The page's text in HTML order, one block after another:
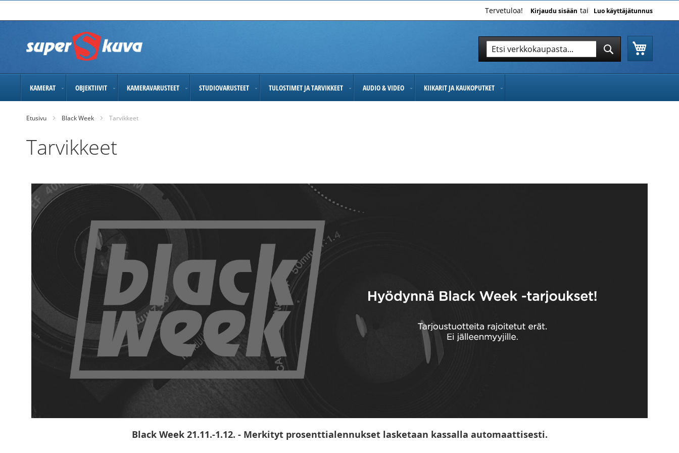
to
Tervetuloa! Kirjaudu sisään Luo käyttäjätunnus
Hae
KAMERAT OBJEKTIIVIT KAMERAVARUSTEET STUDIOVARUSTEET TULOSTIMET JA TARVIKKEET AUDIO & VIDEO KIIKARIT JA KAUKOPUTKET
Etusivu Black Week Tarvikkeet
Tarvikkeet
Black Week 21.11.-1.12. - Merkityt prosenttialennukset lasketaan kassalla automaattisesti.